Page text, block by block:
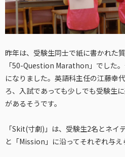
昨年は、受験生同士で紙に書かれた
「50-Question Marathon」でした
になりました。英語科主任の江藤幸
ろ、入試であっても少しでも受験生
があるそうです。
「Skit(寸劇)」は、受験生2名とネイ
と「Mission」に沿ってそれぞれ与え